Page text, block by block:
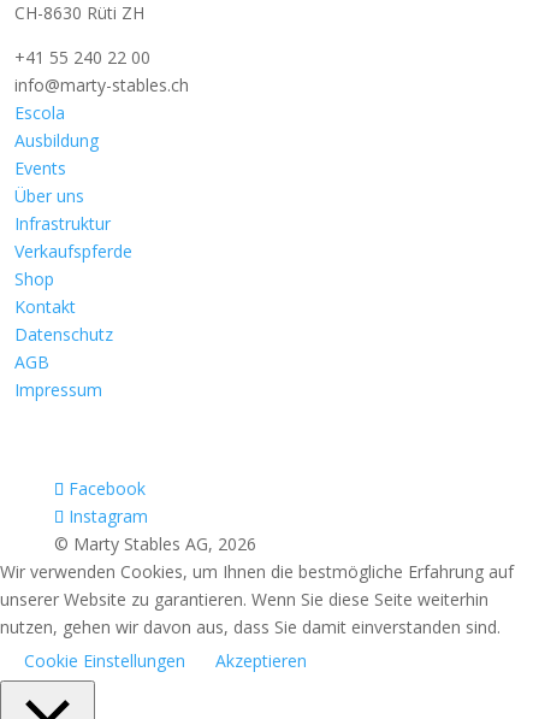
CH-8630 Rüti ZH
+41 55 240 22 00
info@marty-stables.ch
Escola
Ausbildung
Events
Über uns
Infrastruktur
Verkaufspferde
Shop
Kontakt
Datenschutz
AGB
Impressum
Facebook
Instagram
© Marty Stables AG, 2026
Wir verwenden Cookies, um Ihnen die bestmögliche Erfahrung auf
unserer Website zu garantieren. Wenn Sie diese Seite weiterhin
nutzen, gehen wir davon aus, dass Sie damit einverstanden sind.
Cookie Einstellungen
Akzeptieren